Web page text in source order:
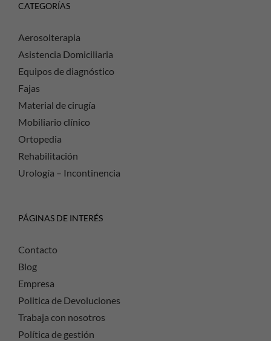
CATEGORÍAS
Aerosolterapia
Asistencia Domiciliaria
Equipos de diagnóstico
Fajas
Material de cirugía
Mobiliario clínico
Ortopedia
Rehabilitación
Urología – Incontinencia
PÁGINAS DE INTERÉS
Contacto
Blog
Empresa
Politica de Devoluciones
Trabaja con nosotros
Política de gestión